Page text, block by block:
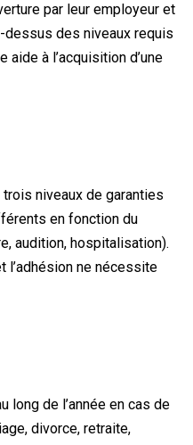
par leur employeur et
des niveaux requis
aide à l’acquisition d’une
niveaux de garanties
en fonction du
audition, hospitalisation).
l’adhésion ne nécessite
long de l’année en cas de
divorce, retraite,